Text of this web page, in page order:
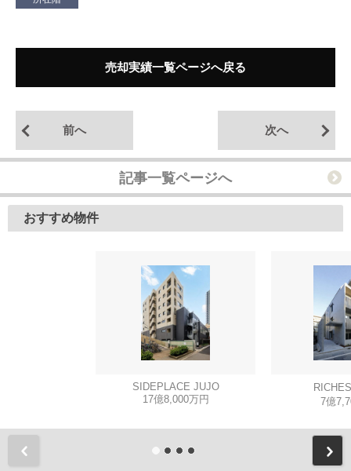
売却実績一覧ページへ戻る
前へ 次へ
記事一覧ページへ
おすすめ物件
SIDEPLACE JUJO
17億8,000万円
7億